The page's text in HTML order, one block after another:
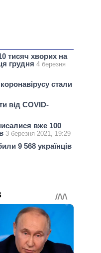
тисяч хворих на
грудня 4 березня
стали
від COVID-
вже 100
3 березня 2021, 19:29
9 568 українців